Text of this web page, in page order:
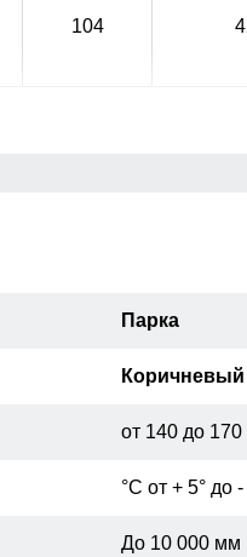
104
Парка
Коричневый
от 140 до 170
°С от + 5° до -
До 10 000 мм